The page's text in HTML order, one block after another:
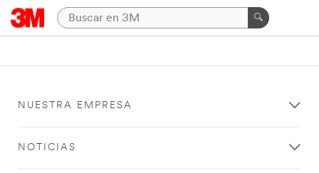
NUESTRA EMPRESA
NOTICIAS